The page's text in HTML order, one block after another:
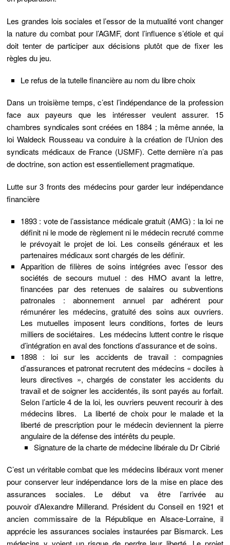
Les grandes lois sociales et l’essor de la mutualité vont changer
la nature du combat pour l’AGMF, dont l’influence s’étiole et qui
doit tenter de participer aux décisions plutôt que de fixer les
règles du jeu.
Le refus de la tutelle financière au nom du libre choix
Dans un troisième temps, c’est l’indépendance de la profession
face aux payeurs que les intéresser veulent assurer. 15
chambres syndicales sont créées en 1884 ; la même année, la
loi Waldeck Rousseau va conduire à la création de l’Union des
syndicats médicaux de France (USMF). Cette dernière n’a pas
de doctrine, son action est essentiellement pragmatique.
Lutte sur 3 fronts des médecins pour garder leur indépendance
financière
1893 : vote de l’assistance médicale gratuit (AMG) : la loi ne
définit ni le mode de règlement ni le médecin recruté comme
le prévoyait le projet de loi. Les conseils généraux et les
partenaires médicaux sont chargés de les définir.
Apparition de filières de soins intégrées avec l’essor des
sociétés de secours mutuel : des HMO avant la lettre,
financées par des retenues de salaires ou subventions
patronales : abonnement annuel par adhérent pour
rémunérer les médecins, gratuité des soins aux ouvriers.
Les mutuelles imposent leurs conditions, fortes de leurs
milliers de sociétaires. Les médecins luttent contre le risque
d’intégration en aval des fonctions d’assurance et de soins.
1898 : loi sur les accidents de travail : compagnies
d’assurances et patronat recrutent des médecins « dociles à
leurs directives », chargés de constater les accidents du
travail et de soigner les accidentés, ils sont payés au forfait.
Selon l’article 4 de la loi, les ouvriers peuvent recourir à des
médecins libres. La liberté de choix pour le malade et la
liberté de prescription pour le médecin deviennent la pierre
angulaire de la défense des intérêts du peuple.
Signature de la charte de médecine libérale du Dr Cibrié
C’est un véritable combat que les médecins libéraux vont mener
pour conserver leur indépendance lors de la mise en place des
assurances sociales. Le début va être l’arrivée au
pouvoird’Alexandre Millerand. Président du Conseil en 1921 et
ancien commissaire de la République en Alsace-Lorraine, il
apprécie les assurances sociales instaurées par Bismarck. Les